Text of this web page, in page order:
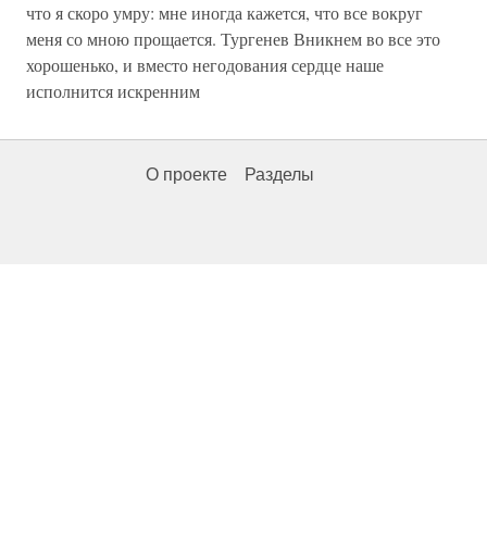
что я скоро умру: мне иногда кажется, что все вокруг
меня со мною прощается. Тургенев Вникнем во все это
хорошенько, и вместо негодования сердце наше
исполнится искренним
О проекте Разделы